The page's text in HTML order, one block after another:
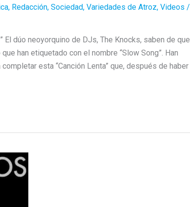
, Redacción, Sociedad, Variedades de Atroz, Videos /
dúo neoyorquino de DJs, The Knocks, saben de que
han etiquetado con el nombre “Slow Song”. Han
esta “Canción Lenta” que, después de haber